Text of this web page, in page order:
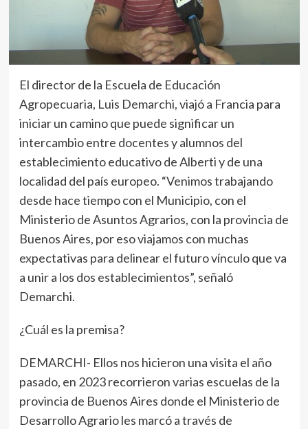
El director de la Escuela de Educación
Agropecuaria, Luis Demarchi, viajó a Francia para
iniciar un camino que puede significar un
intercambio entre docentes y alumnos del
establecimiento educativo de Alberti y de una
localidad del país europeo. “Venimos trabajando
desde hace tiempo con el Municipio, con el
Ministerio de Asuntos Agrarios, con la provincia de
Buenos Aires, por eso viajamos con muchas
expectativas para delinear el futuro vínculo que va
a unir a los dos establecimientos”, señaló
Demarchi.
¿Cuál es la premisa?
DEMARCHI- Ellos nos hicieron una visita el año
pasado, en 2023 recorrieron varias escuelas de la
provincia de Buenos Aires donde el Ministerio de
Desarrollo Agrario les marcó a través de